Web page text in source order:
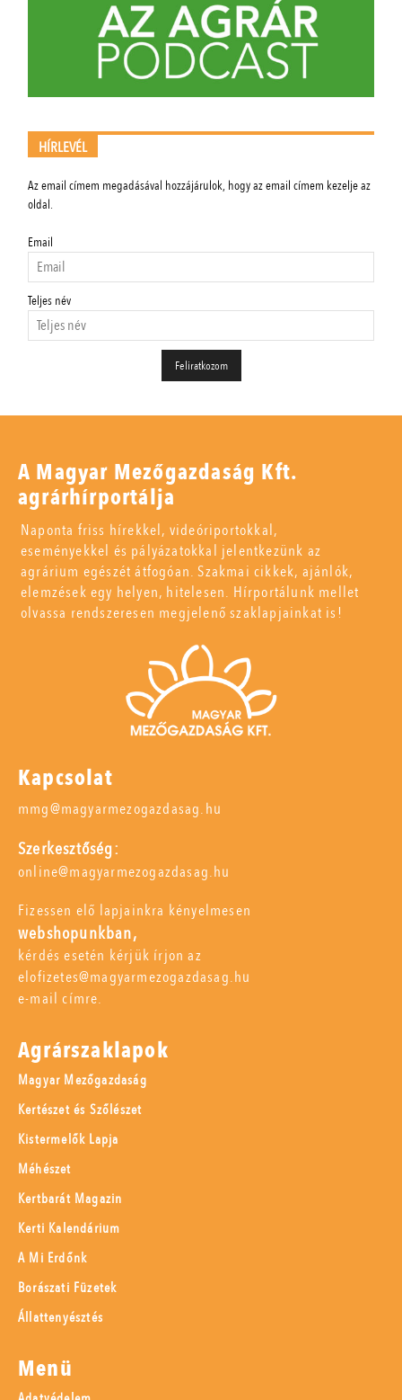
HÍRLEVÉL
Az email címem megadásával hozzájárulok, hogy az email címem kezelje az
oldal.
Email
Teljes név
A Magyar Mezőgazdaság Kft.
agrárhírportálja
Naponta friss hírekkel, videóriportokkal,
eseményekkel és pályázatokkal jelentkezünk az
agrárium egészét átfogóan. Szakmai cikkek, ajánlók,
elemzések egy helyen, hitelesen. Hírportálunk mellet
olvassa rendszeresen megjelenő szaklapjainkat is!
Kapcsolat
mmg@magyarmezogazdasag.hu
Szerkesztőség:
online@magyarmezogazdasag.hu
Fizessen elő lapjainkra kényelmesen
webshopunkban,
kérdés esetén kérjük írjon az
elofizetes@magyarmezogazdasag.hu
e-mail címre.
Agrárszaklapok
Magyar Mezőgazdaság
Kertészet és Szőlészet
Kistermelők Lapja
Méhészet
Kertbarát Magazin
Kerti Kalendárium
A Mi Erdőnk
Borászati Füzetek
Állattenyésztés
Menü